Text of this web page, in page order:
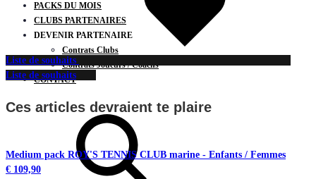
PACKS DU MOIS
CLUBS PARTENAIRES
DEVENIR PARTENAIRE
Contrats Clubs
Contrats Joueurs / Coachs
CONTACT
Liste de souhaits
Liste de souhaits
Ces articles devraient te plaire
Medium pack ROY'S TENNIS CLUB marine - Enfants / Femmes
€ 109,90